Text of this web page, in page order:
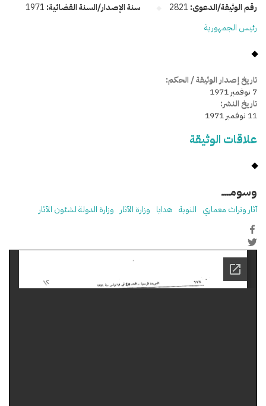
رقم الوثيقة/الدعوى: 2821 سنة الإصدار/السنة القضائية: 1971
رئيس الجمهورية
تاريخ إصدار الوثيقة / الحكم:
7 نوفمبر 1971
تاريخ النشر:
11 نوفمبر 1971
علاقات الوثيقة
وسومـــــ
آثار وتراث معماري النوبة هدايا وزارة الآثار وزارة الدولة لشئون الآثار